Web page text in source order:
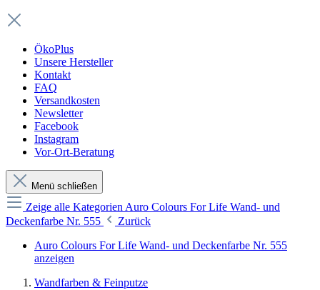
ÖkoPlus
Unsere Hersteller
Kontakt
FAQ
Versandkosten
Newsletter
Facebook
Instagram
Vor-Ort-Beratung
Menü schließen
Zeige alle Kategorien Auro Colours For Life Wand- und
Deckenfarbe Nr. 555
Zurück
Auro Colours For Life Wand- und Deckenfarbe Nr. 555
anzeigen
Wandfarben & Feinputze